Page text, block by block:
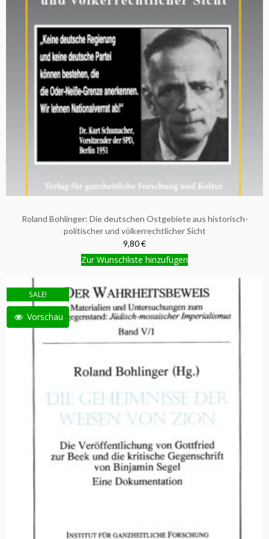
Roland Bohlinger: Die deutschen Ostgebiete aus historisch-
politischer und völkerrechtlicher Sicht
9,80 €
Zur Wunschliste hinzufügen
SALE!
Vorschau